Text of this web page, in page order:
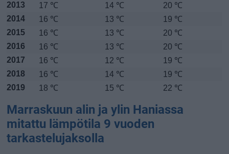
2013
17 ℃ 14 ℃
20 ℃
2014
16 ℃ 13 ℃
19 ℃
2015
16 ℃ 13 ℃
20 ℃
2016
16 ℃ 13 ℃
20 ℃
2017
16 ℃ 12 ℃
19 ℃
2018
16 ℃ 14 ℃
19 ℃
2019
18 ℃ 15 ℃ 22 ℃
Marraskuun alin ja ylin Haniassa
mitattu lämpötila 9 vuoden
tarkastelujaksolla